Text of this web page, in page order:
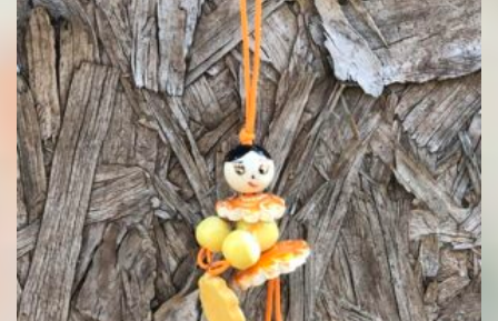
était :
25,00 €.
est :